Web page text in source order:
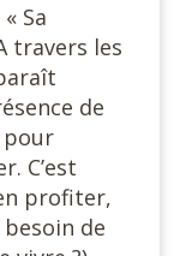
Sa
travers les
de
pour
C’est
profiter,
de